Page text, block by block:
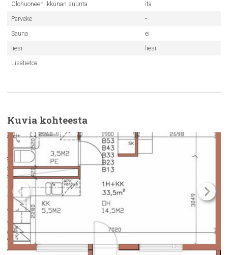
Olohuoneen ikkunan suunta
itä
Parveke
-
Sauna
ei
liesi
liesi
Lisätietoa
Kuvia kohteesta